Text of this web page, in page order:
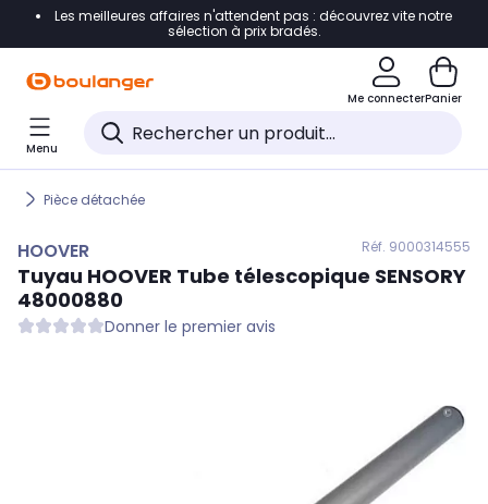
Accéder directement à la navigation
Accéder directement au pied de page
Accéder directement au chatbot
Les meilleures affaires n'attendent pas : découvrez vite notre
sélection à prix bradés.
Me connecterPanier
Menu
Pièce détachée
HOOVER Réf. 9000314555
Tuyau HOOVER Tube télescopique SENSORY
48000880
Donner le premier avis